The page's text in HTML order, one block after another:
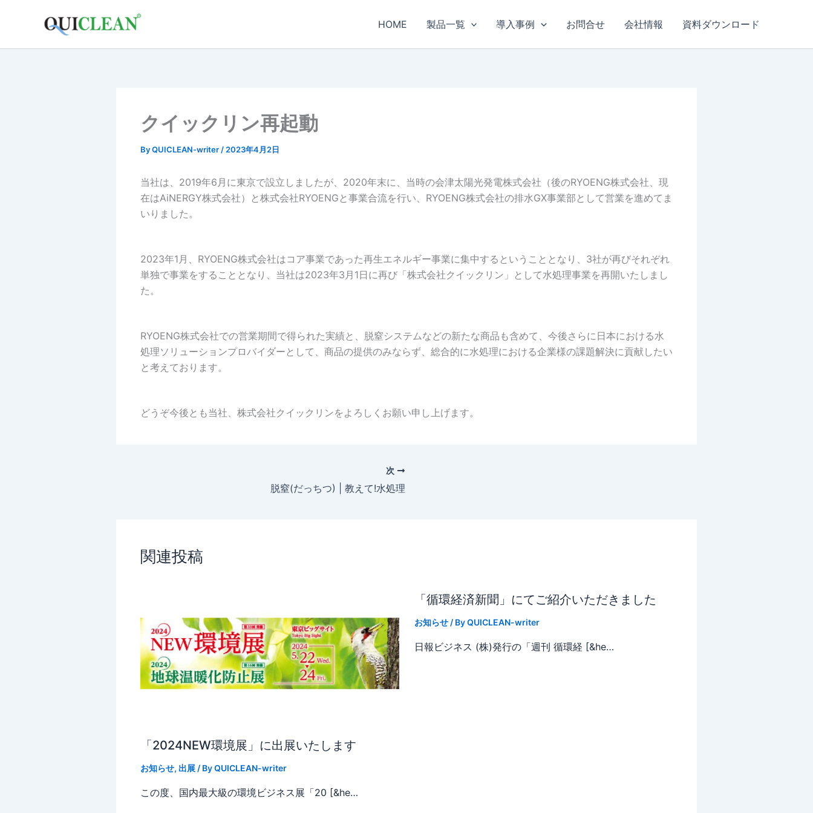
HOME 製品一覧 導入事例 お問合せ 会社情報 資料ダウンロード
クイックリン再起動
ByQUICLEAN-writer / 2023年4月2日
当社は、2019年6月に東京で設立しましたが、2020年末に、当時の会津太陽光発電株式会社（後のRYOENG株式会社、現
在はAiNERGY株式会社）と株式会社RYOENGと事業合流を行い、RYOENG株式会社の排水GX事業部として営業を進めてま
いりました。
2023年1月、RYOENG株式会社はコア事業であった再生エネルギー事業に集中するということとなり、3社が再びそれぞれ
単独で事業をすることとなり、当社は2023年3月1日に再び「株式会社クイックリン」として水処理事業を再開いたしまし
た。
RYOENG株式会社での営業期間で得られた実績と、脱窒システムなどの新たな商品も含めて、今後さらに日本における水
処理ソリューションプロバイダーとして、商品の提供のみならず、総合的に水処理における企業様の課題解決に貢献したい
と考えております。
どうぞ今後とも当社、株式会社クイックリンをよろしくお願い申し上げます。
次
脱窒(だっちつ) | 教えて!水処理
関連投稿
「2024NEW環境展」に出展いたします
お知らせ, 出展 / ByQUICLEAN-writer
この度、国内最大級の環境ビジネス展「20 [&he…
「循環経済新聞」にてご紹介いただきました
お知らせ/ ByQUICLEAN-writer
日報ビジネス (株)発行の「週刊 循環経 [&he…